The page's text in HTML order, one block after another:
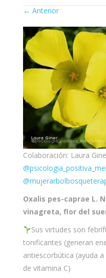
← Anterior
Colaboración: Laura
Oxalis pes-caprae L.
vinagreta, flor del
Sus virtudes son
tonificantes (generan
antiescorbútica (ayuda
de vitamina C)